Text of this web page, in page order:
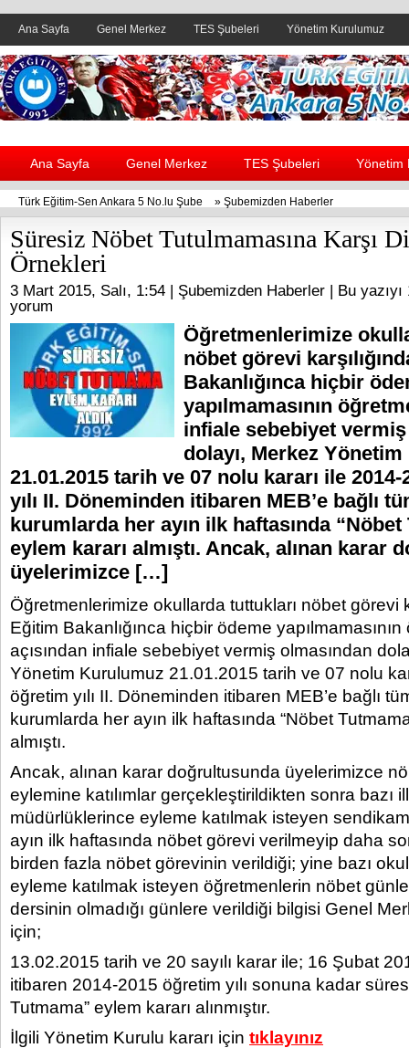
Ana Sayfa Genel Merkez TES Şubeleri Yönetim Kurulumuz
Header yanı reklam alanı
Ana Sayfa Genel Merkez TES Şubeleri Yönetim
Türk Eğitim-Sen Ankara 5 No.lu Şube » Şubemizden Haberler
Süresiz Nöbet Tutulmamasına Karşı
Örnekleri
3 Mart 2015, Salı, 1:54 | Şubemizden Haberler | Bu
yorum
Öğretmenlerimize
nöbet görevi
Bakanlığınca hiçbir
yapılmamasının
infiale sebebiyet vermiş
dolayı, Merkez
21.01.2015 tarih ve 07 nolu kararı ile
yılı II. Döneminden itibaren MEB’e bağlı
kurumlarda her ayın ilk haftasında “Nöbet
eylem kararı almıştı. Ancak, alınan karar
üyelerimizce […]
Öğretmenlerimize okullarda tuttukları nöbet görevi
Eğitim Bakanlığınca hiçbir ödeme
açısından infiale sebebiyet vermiş olmasından
Yönetim Kurulumuz 21.01.2015 tarih ve 07 nolu
öğretim yılı II. Döneminden itibaren MEB’e bağlı
kurumlarda her ayın ilk haftasında “Nöbet
almıştı.
Ancak, alınan karar doğrultusunda üyelerimizce
eylemine katılımlar gerçekleştirildikten sonra bazı
müdürlüklerince eyleme katılmak isteyen
ayın ilk haftasında nöbet görevi verilmeyip daha
birden fazla nöbet görevinin verildiği; yine bazı
eyleme katılmak isteyen öğretmenlerin nöbet
dersinin olmadığı günlere verildiği bilgisi Genel
için;
13.02.2015 tarih ve 20 sayılı karar ile; 16 Şubat
itibaren 2014-2015 öğretim yılı sonuna kadar
Tutmama” eylem kararı alınmıştır.
İlgili Yönetim Kurulu kararı için tıklayınız